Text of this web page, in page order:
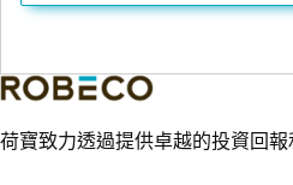
荷寶致力透過提供卓越的投資回